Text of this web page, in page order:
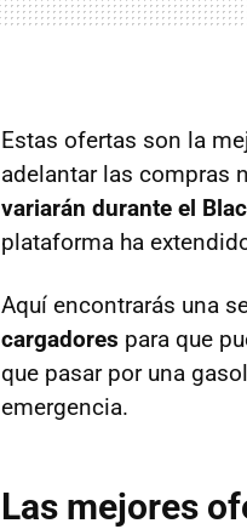
Estas ofertas son la
adelantar las compras
variarán durante el
plataforma ha
Aquí encontrarás una
cargadores para que
que pasar por una
emergencia.
Las mejores